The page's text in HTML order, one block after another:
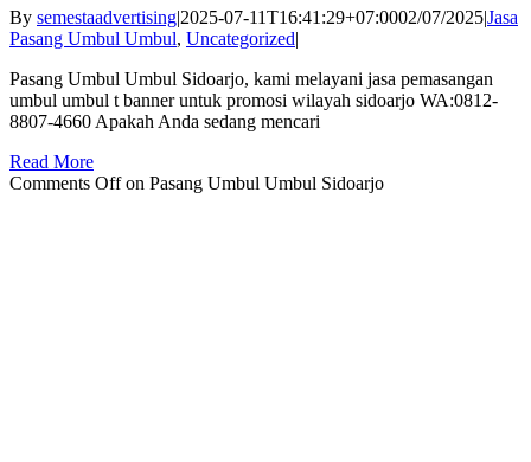
By semestaadvertising|2025-07-11T16:41:29+07:0002/07/2025|Jasa
Pasang Umbul Umbul, Uncategorized|
Pasang Umbul Umbul Sidoarjo, kami melayani jasa pemasangan
umbul umbul t banner untuk promosi wilayah sidoarjo WA:0812-
8807-4660 Apakah Anda sedang mencari
Read More
Comments Offon Pasang Umbul Umbul Sidoarjo